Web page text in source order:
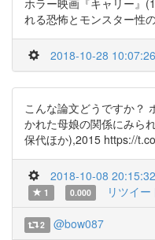
ホラー映画『キャリー』
れる恐怖とモンスター性
2018-10-28 10:07:26
こんな論文どうですか？
かれた母娘の関係にみら
保代ほか),2015 https://
2018-10-08 20:15:32
1
0.000 リツイ
2 @bow087